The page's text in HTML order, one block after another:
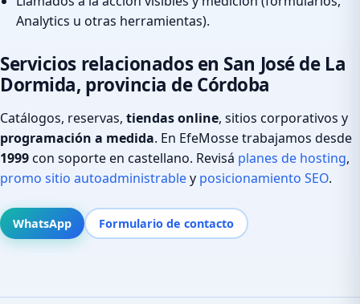
Analytics u otras herramientas).
Servicios relacionados en San José de La
Dormida, provincia de Córdoba
Catálogos, reservas, tiendas online, sitios corporativos y
programación a medida. En EfeMosse trabajamos desde
1999con soporte en castellano. Revisá planes de hosting,
promo sitio autoadministrabley posicionamiento SEO.
WhatsApp Formulario de contacto